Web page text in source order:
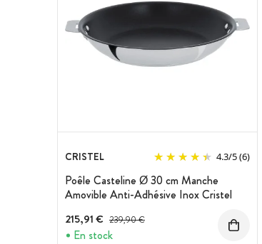
CRISTEL 4.3/5(6)
Poêle Casteline Ø 30 cm Manche
Amovible Anti-Adhésive Inox Cristel
215,91 € Prix avant réduction :
239,90 €
En stock